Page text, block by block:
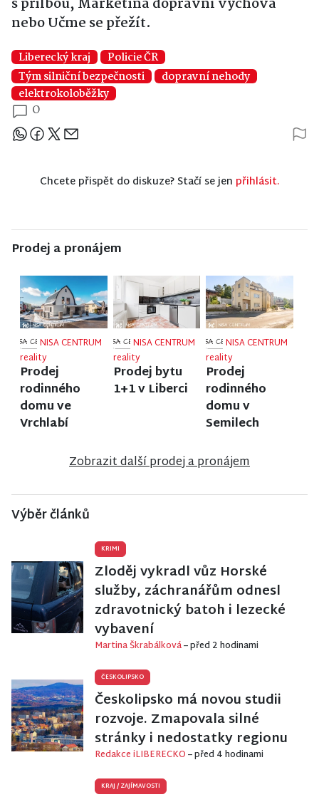
s přilbou, Markétina dopravní výchova
nebo Učme se přežít.
Liberecký kraj
Policie ČR
Tým silniční bezpečnosti
dopravní nehody
elektrokoloběžky
0
Sdílejte článek
Chcete přispět do diskuze? Stačí se jen přihlásit.
Prodej a pronájem
NISA CENTRUM
reality
Prodej
rodinného
domu ve
Vrchlabí
NISA CENTRUM
reality
Prodej bytu
1+1 v Liberci
NISA CENTRUM
reality
Prodej
rodinného
domu v
Semilech
Zobrazit další prodej a pronájem
Výběr článků
KRIMI
Zloděj vykradl vůz Horské
služby, záchranářům odnesl
zdravotnický batoh i lezecké
vybavení
Martina Škrabálková– před 2 hodinami
ČESKOLIPSKO
Českolipsko má novou studii
rozvoje. Zmapovala silné
stránky i nedostatky regionu
Redakce iLIBERECKO– před 4 hodinami
KRAJ /ZAJÍMAVOSTI